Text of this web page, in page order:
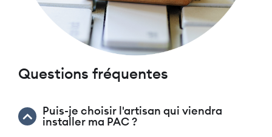
Questions fréquentes
Puis-je choisir l'artisan qui viendra
installer ma PAC ?